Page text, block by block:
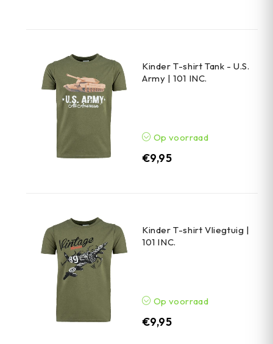
Kinder T-shirt Tank - U.S.
Army | 101 INC.
Op voorraad
€9,95
Kinder T-shirt Vliegtuig |
101 INC.
Op voorraad
€9,95